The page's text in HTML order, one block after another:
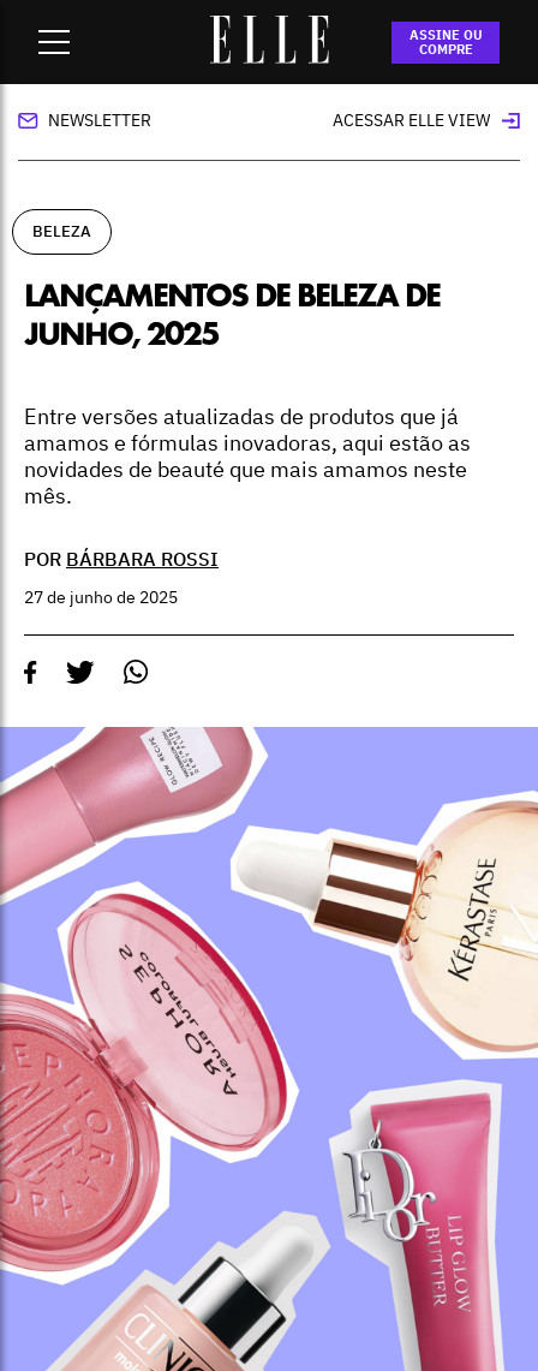
ASSINE OU
COMPRE
Lançamentos de beleza de junho, 2025
NEWSLETTER ACESSAR ELLE VIEW
BELEZA
LANÇAMENTOS DE BELEZA DE
JUNHO, 2025
Entre versões atualizadas de produtos que já
amamos e fórmulas inovadoras, aqui estão as
novidades de beauté que mais amamos neste
mês.
POR BÁRBARA ROSSI
27 de junho de 2025